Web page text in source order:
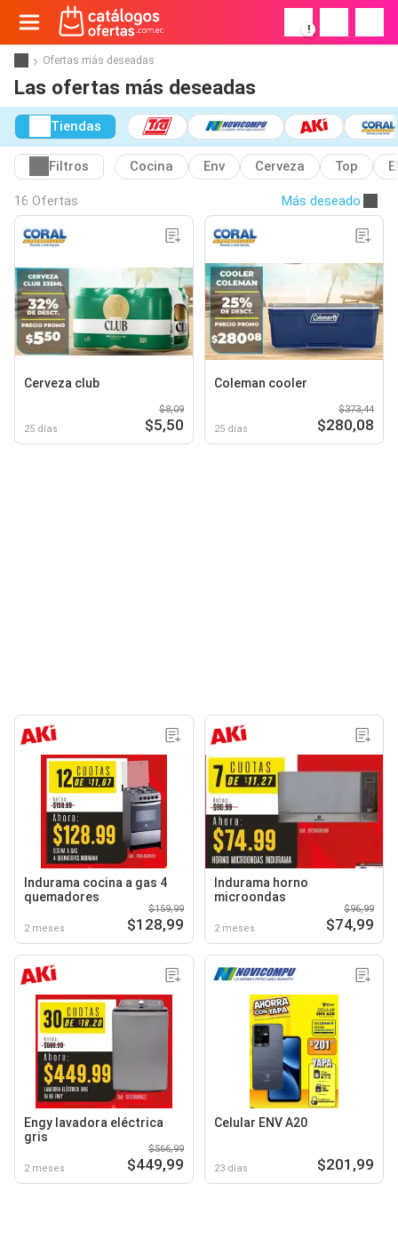
!
Ofertas más deseadas
Las ofertas más deseadas
Tiendas
Filtros Cocina Env Cerveza Top
16 Ofertas Más deseado
Cerveza club
25 días
$8,09
$5,50
Coleman cooler
25 días
$373,44
$280,08
Indurama cocina a gas 4
quemadores
2 meses
$159,99
$128,99
Indurama horno
microondas
2 meses
$96,99
$74,99
Engy lavadora eléctrica
gris
2 meses
$566,99
$449,99
Celular ENV A20
23 días $201,99